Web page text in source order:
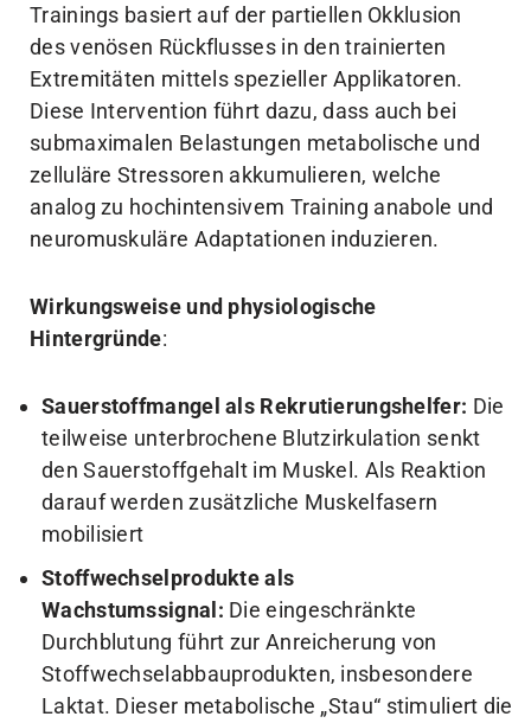
Trainings basiert auf der partiellen Okklusion
des venösen Rückflusses in den trainierten
Extremitäten mittels spezieller Applikatoren.
Diese Intervention führt dazu, dass auch bei
submaximalen Belastungen metabolische und
zelluläre Stressoren akkumulieren, welche
analog zu hochintensivem Training anabole und
neuromuskuläre Adaptationen induzieren.
Wirkungsweise und physiologische
Hintergründe:
Sauerstoffmangel als Rekrutierungshelfer: Die
teilweise unterbrochene Blutzirkulation senkt
den Sauerstoffgehalt im Muskel. Als Reaktion
darauf werden zusätzliche Muskelfasern
mobilisiert
Stoffwechselprodukte als
Wachstumssignal: Die eingeschränkte
Durchblutung führt zur Anreicherung von
Stoffwechselabbauprodukten, insbesondere
Laktat. Dieser metabolische „Stau“ stimuliert die